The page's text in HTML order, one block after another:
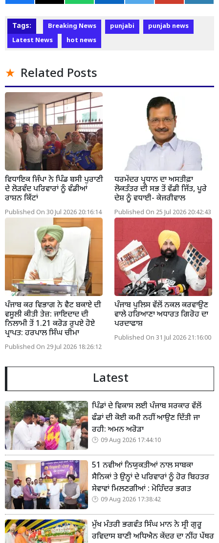
Tags: Breaking News punjabi
punjab news
Latest News
hot news
Related Posts
ਵਿਧਾਇਕ ਜਿੰਪਾ ਨੇ ਪਿੰਡ ਬਸੀ ਪੁਰਾਣੀ
ਦੇ ਲੋੜਵੰਦ ਪਰਿਵਾਰਾਂ ਨੂੰ ਵੰਡੀਆਂ
ਰਾਸ਼ਨ ਕਿੱਟਾਂ
Published On 30 Jul 2026 20:16:14
ਧਰਮੇਂਦਰ ਪ੍ਰਧਾਨ ਦਾ ਅਸਤੀਫ਼ਾ
ਲੋਕਤੰਤਰ ਦੀ ਸਭ ਤੋਂ ਵੱਡੀ ਜਿੱਤ, ਪੂਰੇ
ਦੇਸ਼ ਨੂੰ ਵਧਾਈ- ਕੇਜਰੀਵਾਲ
Published On 25 Jul 2026 20:42:43
ਪੰਜਾਬ ਕਰ ਵਿਭਾਗ ਨੇ ਵੈਟ ਬਕਾਏ ਦੀ
ਵਸੂਲੀ ਕੀਤੀ ਤੇਜ਼: ਜਾਇਦਾਦ ਦੀ
ਨਿਲਾਮੀ ਤੋਂ 1.21 ਕਰੋੜ ਰੁਪਏ ਹੋਏ
ਪ੍ਰਾਪਤ: ਹਰਪਾਲ ਸਿੰਘ ਚੀਮਾ
Published On 29 Jul 2026 18:26:12
ਪੰਜਾਬ ਪੁਲਿਸ ਵੱਲੋਂ ਨਕਲ ਕਰਵਾਉਣ
ਵਾਲੇ ਹਰਿਆਣਾ ਅਧਾਰਤ ਗਿਰੋਹ ਦਾ
ਪਰਦਾਫਾਸ਼
Published On 31 Jul 2026 21:16:00
Latest
ਪਿੰਡਾਂ ਦੇ ਵਿਕਾਸ ਲਈ ਪੰਜਾਬ ਸਰਕਾਰ ਵੱਲੋਂ
ਫੰਡਾਂ ਦੀ ਕੋਈ ਕਮੀ ਨਹੀਂ ਆਉਣ ਦਿੱਤੀ ਜਾ
ਰਹੀ: ਅਮਨ ਅਰੋੜਾ
09 Aug 2026 17:44:10
51 ਨਵੀਆਂ ਨਿਯੁਕਤੀਆਂ ਨਾਲ ਸਾਬਕਾ
ਸੈਨਿਕਾਂ ਤੇ ਉਨ੍ਹਾਂ ਦੇ ਪਰਿਵਾਰਾਂ ਨੂੰ ਹੋਰ ਬਿਹਤਰ
ਸੇਵਾਵਾਂ ਮਿਲਣਗੀਆਂ : ਮੋਹਿੰਦਰ ਭਗਤ
09 Aug 2026 17:38:42
ਮੁੱਖ ਮੰਤਰੀ ਭਗਵੰਤ ਸਿੰਘ ਮਾਨ ਨੇ ਸ੍ਰੀ ਗੁਰੂ
ਰਵਿਦਾਸ ਬਾਣੀ ਅਧਿਐਨ ਕੇਂਦਰ ਦਾ ਨੀਂਹ ਪੱਥਰ